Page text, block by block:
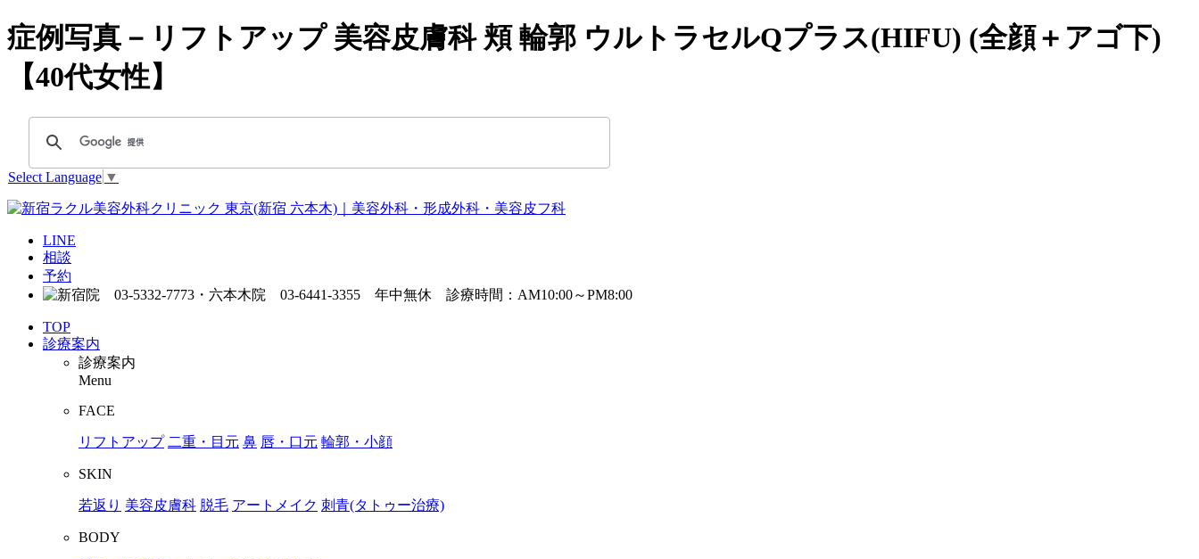
症例写真－リフトアップ 美容皮膚科 頬 輪郭 ウルトラセルQプラス(HIFU) (全顔＋アゴ下)
【40代女性】
Select Language ▼
LINE
相談
予約
TOP
診療案内
診療案内
Menu
FACE
リフトアップ 二重・目元 鼻 唇・口元 輪郭・小顔
SKIN
若返り 美容皮膚科 脱毛 アートメイク 刺青(タトゥー治療)
BODY